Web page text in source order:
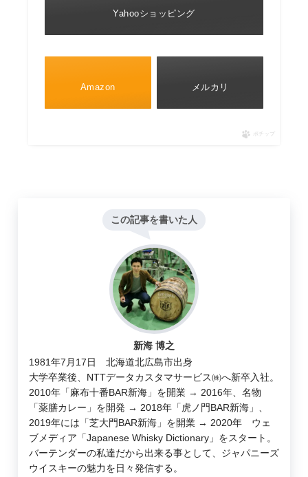
Amazon
Yahooショッピング
メルカリ
ポチップ
この記事を書いた人
新海 博之
1981年7月17日 北海道北広島市出身
大学卒業後、NTTデータカスタマサービス㈱へ新卒入社。
2010年「麻布十番BAR新海」を開業 → 2016年、名物
「薬膳カレー」を開発 → 2018年「虎ノ門BAR新海」、
2019年には「芝大門BAR新海」を開業 → 2020年 ウェ
ブメディア「Japanese Whisky Dictionary」をスタート。
バーテンダーの私達だから出来る事として、ジャパニーズ
ウイスキーの魅力を日々発信する。